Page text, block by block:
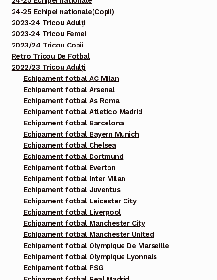
24-25 Echipei nationale(Copii)
2023-24 Tricou Adulți
2023-24 Tricou Femei
2023/24 Tricou Copii
Retro Tricou De Fotbal
2022/23 Tricou Adulți
Echipament fotbal AC Milan
Echipament fotbal Arsenal
Echipament fotbal As Roma
Echipament fotbal Atletico Madrid
Echipament fotbal Barcelona
Echipament fotbal Bayern Munich
Echipament fotbal Chelsea
Echipament fotbal Dortmund
Echipament fotbal Everton
Echipament fotbal Inter Milan
Echipament fotbal Juventus
Echipament fotbal Leicester City
Echipament fotbal Liverpool
Echipament fotbal Manchester City
Echipament fotbal Manchester United
Echipament fotbal Olympique De Marseille
Echipament fotbal Olympique Lyonnais
Echipament fotbal PSG